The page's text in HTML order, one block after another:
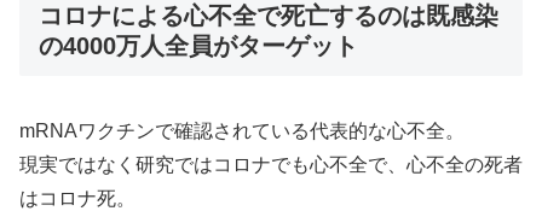
コロナによる心不全で死亡するのは既感染
の4000万人全員がターゲット
mRNAワクチンで確認されている代表的な心不全。
現実ではなく研究ではコロナでも心不全で、心不全の死者
はコロナ死。